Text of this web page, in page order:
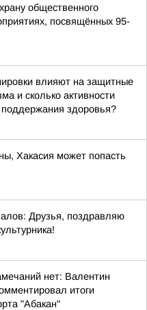
общественного
посвящённых 95-
влияют на защитные
и сколько активности
здоровья?
Хакасия может попасть
Друзья, поздравляю
нет: Валентин
итоги
"Абакан"